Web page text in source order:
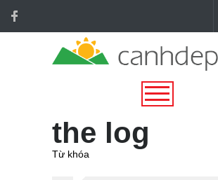
the log
Từ khóa